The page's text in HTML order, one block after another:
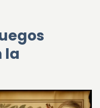
la